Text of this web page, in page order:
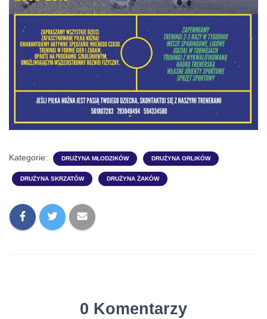
Kategorie: DRUŻYNA MŁODZIKÓW DRUŻYNA ORLIKÓW
DRUŻYNA SKRZATÓW DRUŻYNA ŻAKÓW
0 Komentarzy